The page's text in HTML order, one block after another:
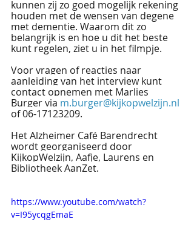
kunnen zij zo goed mogelijk rekening
houden met de wensen van degene
met dementie. Waarom dit zo
belangrijk is en hoe u dit het beste
kunt regelen, ziet u in het filmpje.
Voor vragen of reacties naar
aanleiding van het interview kunt
contact opnemen met Marlies
Burger via m.burger@kijkopwelzijn.nl
of 06-17123209.
Het Alzheimer Café Barendrecht
wordt georganiseerd door
KijkopWelzijn, Aafje, Laurens en
Bibliotheek AanZet.
https://www.youtube.com/watch?
v=I95ycqgEmaE